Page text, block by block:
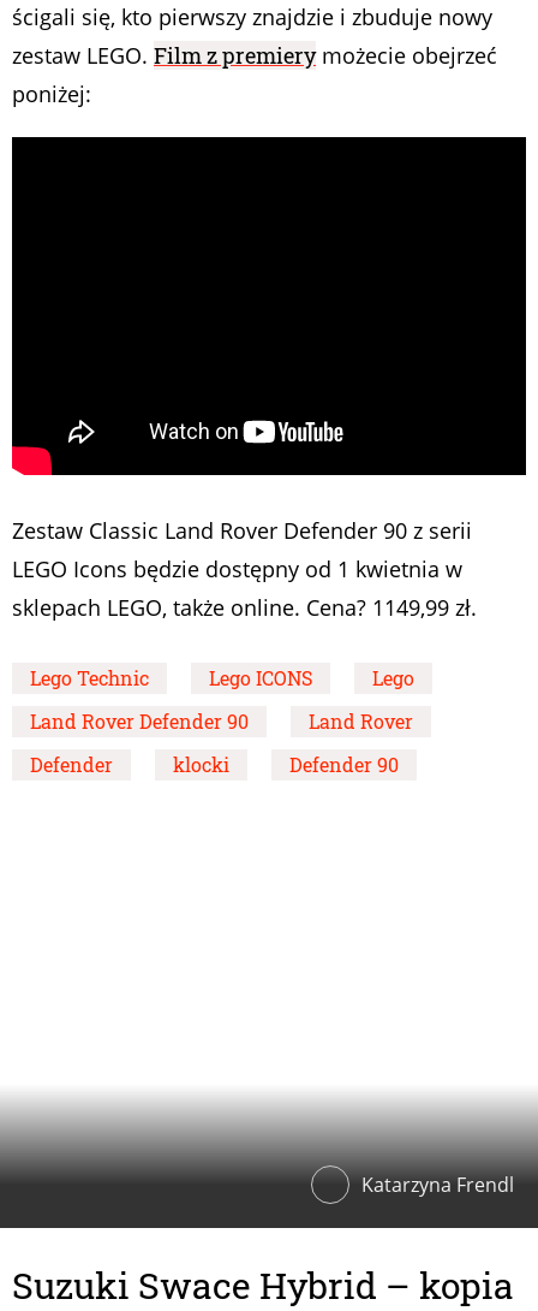
ścigali się, kto pierwszy znajdzie i zbuduje nowy
zestaw LEGO. Film z premierymożecie obejrzeć
poniżej:
Zestaw Classic Land Rover Defender 90 z serii
LEGO Icons będzie dostępny od 1 kwietnia w
sklepach LEGO, także online. Cena? 1149,99 zł.
Lego Technic Lego ICONS
Lego
Land Rover Defender 90
Land Rover
Defender
klocki Defender 90
Katarzyna Frendl
Suzuki Swace Hybrid – kopia